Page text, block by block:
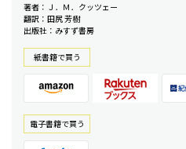
著者：Ｊ．Ｍ．クッツェー
翻訳：田尻 芳樹
出版社：みすず書房
紙書籍で買う
電⼦書籍で買う